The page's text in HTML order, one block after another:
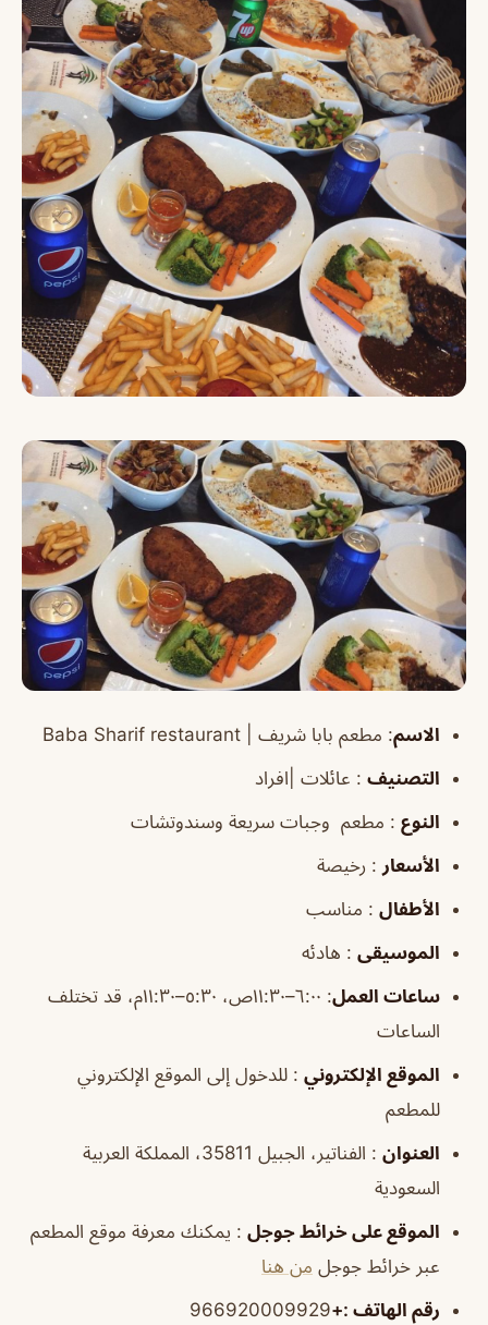
الاسم: مطعم بابا شريف | Baba Sharif restaurant
التصنيف : عائلات |افراد
النوع : مطعم وجبات سريعة وسندوتشات
الأسعار : رخيصة
الأطفال : مناسب
الموسيقى : هادئه
ساعات العمل:
٦:٠٠–١١:٣٠ص، ٥:٣٠–١١:٣٠م، قد تختلف
الساعات
الموقع الإلكتروني : للدخول إلى الموقع الإلكتروني
للمطعم
العنوان
: الفناتير، الجبيل 35811، المملكة العربية
السعودية
الموقع على خرائط جوجل : يمكنك معرفة موقع المطعم
عبر خرائط جوجل من هنا
رقم الهاتف :+
966920009929